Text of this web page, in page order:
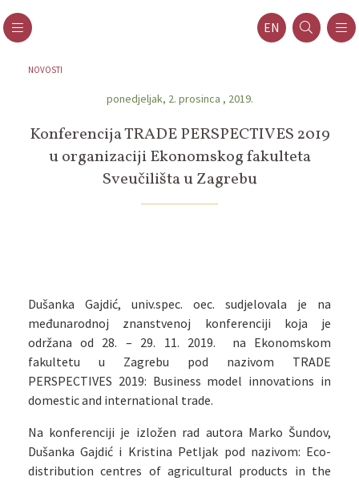
EN
NOVOSTI
ponedjeljak, 2. prosinca , 2019.
Konferencija TRADE PERSPECTIVES 2019
u organizaciji Ekonomskog fakulteta
Sveučilišta u Zagrebu
Dušanka Gajdić, univ.spec. oec. sudjelovala je na
međunarodnoj znanstvenoj konferenciji koja je
održana od 28. – 29. 11. 2019. na Ekonomskom
fakultetu u Zagrebu pod nazivom TRADE
PERSPECTIVES 2019: Business model innovations in
domestic and international trade.
Na konferenciji je izložen rad autora Marko Šundov,
Dušanka Gajdić i Kristina Petljak pod nazivom: Eco-
distribution centres of agricultural products in the